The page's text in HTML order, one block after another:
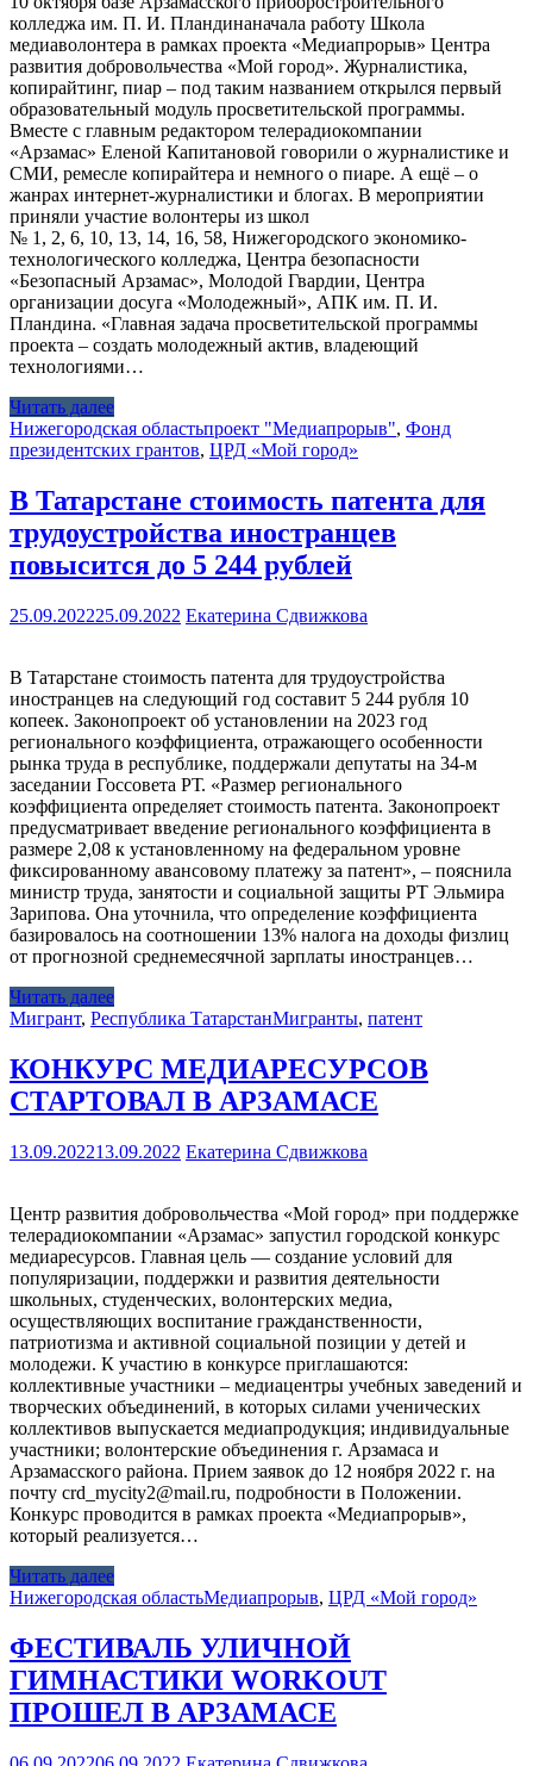
колледжа им. П. И. Пландинаначала работу Школа
медиаволонтера в рамках проекта «Медиапрорыв» Центра
развития добровольчества «Мой город». Журналистика,
копирайтинг, пиар – под таким названием открылся первый
образовательный модуль просветительской программы.
Вместе с главным редактором телерадиокомпании
«Арзамас» Еленой Капитановой говорили о журналистике и
СМИ, ремесле копирайтера и немного о пиаре. А ещё – о
жанрах интернет-журналистики и блогах. В мероприятии
приняли участие волонтеры из школ
№ 1, 2, 6, 10, 13, 14, 16, 58, Нижегородского экономико-
технологического колледжа, Центра безопасности
«Безопасный Арзамас», Молодой Гвардии, Центра
организации досуга «Молодежный», АПК им. П. И.
Пландина. «Главная задача просветительской программы
проекта – создать молодежный актив, владеющий
технологиями…
Читать далее
Нижегородская областьпроект "Медиапрорыв", Фонд
президентских грантов, ЦРД «Мой город»
В Татарстане стоимость патента для
трудоустройства иностранцев
повысится до 5 244 рублей
25.09.202225.09.2022 Екатерина Сдвижкова
В Татарстане стоимость патента для трудоустройства
иностранцев на следующий год составит 5 244 рубля 10
копеек. Законопроект об установлении на 2023 год
регионального коэффициента, отражающего особенности
рынка труда в республике, поддержали депутаты на 34-м
заседании Госсовета РТ. «Размер регионального
коэффициента определяет стоимость патента. Законопроект
предусматривает введение регионального коэффициента в
размере 2,08 к установленному на федеральном уровне
фиксированному авансовому платежу за патент», – пояснила
министр труда, занятости и социальной защиты РТ Эльмира
Зарипова. Она уточнила, что определение коэффициента
базировалось на соотношении 13% налога на доходы физлиц
от прогнозной среднемесячной зарплаты иностранцев…
Читать далее
Мигрант, Республика ТатарстанМигранты, патент
КОНКУРС МЕДИАРЕСУРСОВ
СТАРТОВАЛ В АРЗАМАСЕ
13.09.202213.09.2022 Екатерина Сдвижкова
Центр развития добровольчества «Мой город» при поддержке
телерадиокомпании «Арзамас» запустил городской конкурс
медиаресурсов. Главная цель — создание условий для
популяризации, поддержки и развития деятельности
школьных, студенческих, волонтерских медиа,
осуществляющих воспитание гражданственности,
патриотизма и активной социальной позиции у детей и
молодежи. К участию в конкурсе приглашаются:
коллективные участники – медиацентры учебных заведений и
творческих объединений, в которых силами ученических
коллективов выпускается медиапродукция; индивидуальные
участники; волонтерские объединения г. Арзамаса и
Арзамасского района. Прием заявок до 12 ноября 2022 г. на
почту crd_mycity2@mail.ru, подробности в Положении.
Конкурс проводится в рамках проекта «Медиапрорыв»,
который реализуется…
Читать далее
Нижегородская областьМедиапрорыв, ЦРД «Мой город»
ФЕСТИВАЛЬ УЛИЧНОЙ
ГИМНАСТИКИ WORKOUT
ПРОШЕЛ В АРЗАМАСЕ